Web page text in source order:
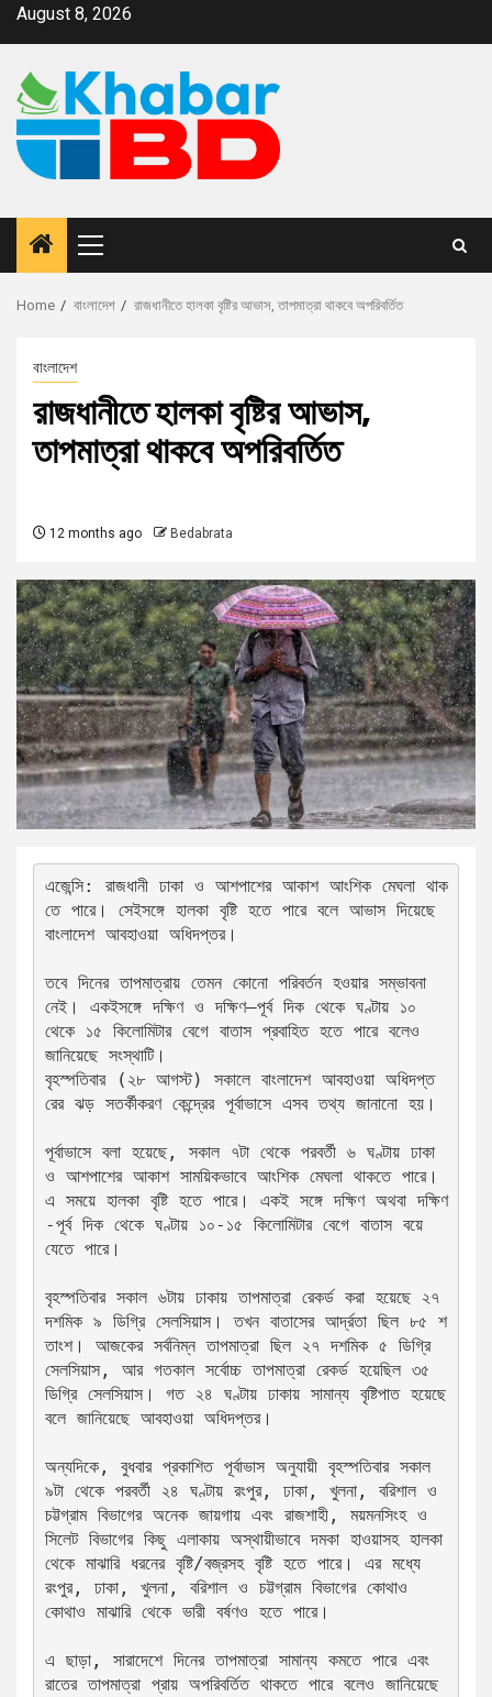
August 8, 2026
Home বাংলাদেশ রাজধানীতে হালকা বৃষ্টির আভাস, তাপমাত্রা থাকবে অপরিবর্তিত
বাংলাদেশ
রাজধানীতে হালকা বৃষ্টির আভাস,
তাপমাত্রা থাকবে অপরিবর্তিত
12 months ago Bedabrata
এজেন্সি: রাজধানী ঢাকা ও আশপাশের আকাশ আংশিক মেঘলা থাক
তে পারে। সেইসঙ্গে হালকা বৃষ্টি হতে পারে বলে আভাস দিয়েছে
বাংলাদেশ আবহাওয়া অধিদপ্তর।
তবে দিনের তাপমাত্রায় তেমন কোনো পরিবর্তন হওয়ার সম্ভাবনা
নেই। একইসঙ্গে দক্ষিণ ও দক্ষিণ–পূর্ব দিক থেকে ঘণ্টায় ১০
থেকে ১৫ কিলোমিটার বেগে বাতাস প্রবাহিত হতে পারে বলেও
জানিয়েছে সংস্থাটি।
বৃহস্পতিবার (২৮ আগস্ট) সকালে বাংলাদেশ আবহাওয়া অধিদপ্ত
রের ঝড় সতর্কীকরণ কেন্দ্রের পূর্বাভাসে এসব তথ্য জানানো হয়।
পূর্বাভাসে বলা হয়েছে, সকাল ৭টা থেকে পরবর্তী ৬ ঘণ্টায় ঢাকা
ও আশপাশের আকাশ সাময়িকভাবে আংশিক মেঘলা থাকতে পারে।
এ সময়ে হালকা বৃষ্টি হতে পারে। একই সঙ্গে দক্ষিণ অথবা দক্ষিণ
-পূর্ব দিক থেকে ঘণ্টায় ১০-১৫ কিলোমিটার বেগে বাতাস বয়ে
যেতে পারে।
বৃহস্পতিবার সকাল ৬টায় ঢাকায় তাপমাত্রা রেকর্ড করা হয়েছে ২৭
দশমিক ৯ ডিগ্রি সেলসিয়াস। তখন বাতাসের আর্দ্রতা ছিল ৮৫ শ
তাংশ। আজকের সর্বনিম্ন তাপমাত্রা ছিল ২৭ দশমিক ৫ ডিগ্রি
সেলসিয়াস, আর গতকাল সর্বোচ্চ তাপমাত্রা রেকর্ড হয়েছিল ৩৫
ডিগ্রি সেলসিয়াস। গত ২৪ ঘণ্টায় ঢাকায় সামান্য বৃষ্টিপাত হয়েছে
বলে জানিয়েছে আবহাওয়া অধিদপ্তর।
অন্যদিকে, বুধবার প্রকাশিত পূর্বাভাস অনুযায়ী বৃহস্পতিবার সকাল
৯টা থেকে পরবর্তী ২৪ ঘণ্টায় রংপুর, ঢাকা, খুলনা, বরিশাল ও
চট্টগ্রাম বিভাগের অনেক জায়গায় এবং রাজশাহী, ময়মনসিংহ ও
সিলেট বিভাগের কিছু এলাকায় অস্থায়ীভাবে দমকা হাওয়াসহ হালকা
থেকে মাঝারি ধরনের বৃষ্টি/বজ্রসহ বৃষ্টি হতে পারে। এর মধ্যে
রংপুর, ঢাকা, খুলনা, বরিশাল ও চট্টগ্রাম বিভাগের কোথাও
কোথাও মাঝারি থেকে ভারী বর্ষণও হতে পারে।
এ ছাড়া, সারাদেশে দিনের তাপমাত্রা সামান্য কমতে পারে এবং
রাতের তাপমাত্রা প্রায় অপরিবর্তিত থাকতে পারে বলেও জানিয়েছে